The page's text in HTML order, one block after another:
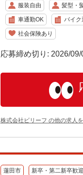
服装自由 髪型・
車通勤OK バイク
社会保険あり
応募締め切り: 2026/
株式会社ビリーフ の他の求人
蓮田市 新卒・第二新卒歓迎